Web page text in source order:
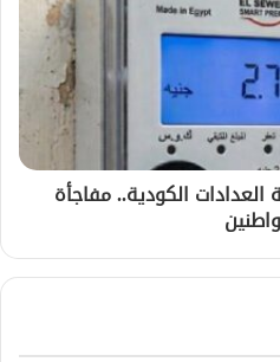
الكودية.. مفاجأة